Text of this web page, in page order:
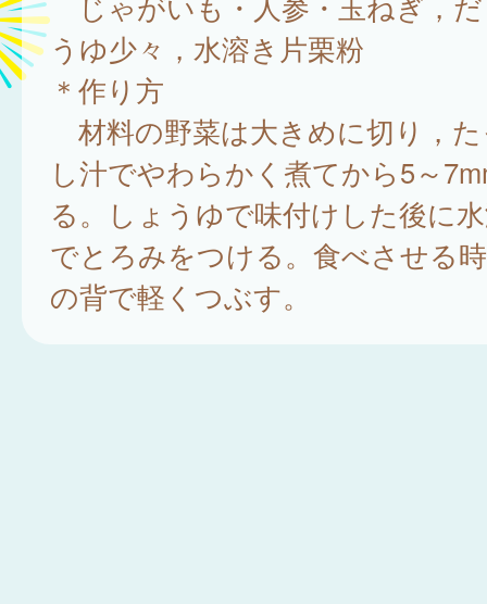
うゆ少々，水溶き片栗粉
＊作り方
材料の野菜は大きめに切り，
し汁でやわらかく煮てから5～
る。しょうゆで味付けした後に
でとろみをつける。食べさせる
の背で軽くつぶす。